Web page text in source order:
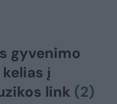
gyvenimo
į
link (2)